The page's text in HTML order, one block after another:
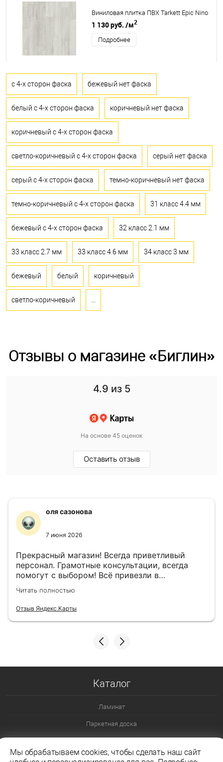
Виниловая плитка ПВХ Tarkett Epic Nino
1 130 руб. /м2
Подробнее
с 4-х сторон фаска бежевый нет фаска
белый с 4-х сторон фаска коричневый нет фаска
коричневый с 4-х сторон фаска
светло-коричневый с 4-х сторон фаска серый нет фаска
серый с 4-х сторон фаска темно-коричневый нет фаска
темно-коричневый с 4-х сторон фаска 31 класс 4.4 мм
бежевый с 4-х сторон фаска 32 класс 2.1 мм
33 класс 2.7 мм 33 класс 4.6 мм 34 класс 3 мм
бежевый белый коричневый
светло-коричневый
Отзывы о магазине «Биглин»
4.9 из 5
На основе 45 оценок
Оставить отзыв
оля сазонова
7 июня 2026
Прекрасный магазин! Всегда приветливый
персонал. Грамотные консультации, всегда
помогут с выбором! Всё привезли в
назначенный день!
Читать полностью
Отзыв Яндекс.Карты
Каталог
Ламинат
Паркетная доска
Ламинат 33 класс
Мы обрабатываем cookies, чтобы сделать наш сайт